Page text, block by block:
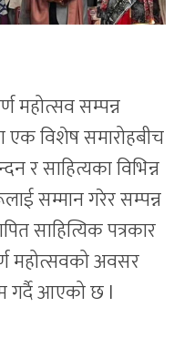
महोत्सव सम्पन्न
एक विशेष समारोहबीच
र साहित्यका विभिन्न
सम्मान गरेर सम्पन्न
साहित्यिक पत्रकार
महोत्सवको अवसर
गर्दै आएको छ l